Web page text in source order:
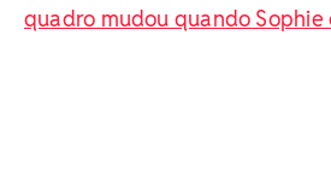
quadro mudou quando Sophie